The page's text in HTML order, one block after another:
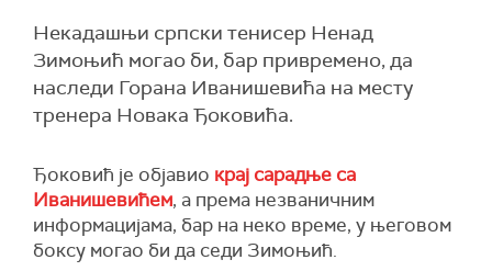
Некадашњи српски тенисер Ненад
Зимоњић могао би, бар привремено, да
наследи Горана Иванишевића на месту
тренера Новака Ђоковића.
Ђоковић је објавио крај сарадње са
Иванишевићем, а према незваничним
информацијама, бар на неко време, у његовом
боксу могао би да седи Зимоњић.